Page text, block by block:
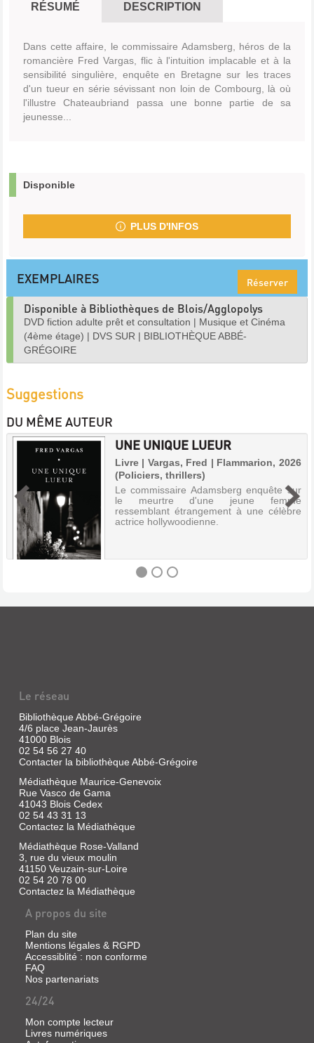
RÉSUMÉ DESCRIPTION
Dans cette affaire, le commissaire Adamsberg, héros de la
romancière Fred Vargas, flic à l'intuition implacable et à la
sensibilité singulière, enquête en Bretagne sur les traces
d'un tueur en série sévissant non loin de Combourg, là où
l'illustre Chateaubriand passa une bonne partie de sa
jeunesse...
Disponible
PLUS D'INFOS
EXEMPLAIRES Réserver
Disponible à Bibliothèques de Blois/Agglopolys
DVD fiction adulte prêt et consultation | Musique et Cinéma
(4ème étage) | DVS SUR | BIBLIOTHÈQUE ABBÉ-
GRÉGOIRE
Suggestions
DU MÊME AUTEUR
UNE UNIQUE LUEUR
Livre | Vargas, Fred | Flammarion, 2026
(Policiers, thrillers)
Le commissaire Adamsberg enquête sur
le meurtre d'une jeune femme
ressemblant étrangement à une célèbre
actrice hollywoodienne.
Vargas,
Flammarion,
2026
(Policiers,
Le
commissaire
Adamsberg
enquête
sur
meurtre
d'une
jeune
femme
ressemblant
célèbre
actrice
hollywoodienne.
LOL
2.0
Le réseau
Bibliothèque Abbé-Grégoire
4/6 place Jean-Jaurès
41000 Blois
02 54 56 27 40
Contacter la bibliothèque Abbé-Grégoire
Médiathèque Maurice-Genevoix
Rue Vasco de Gama
41043 Blois Cedex
02 54 43 31 13
Contactez la Médiathèque
Médiathèque Rose-Valland
3, rue du vieux moulin
41150 Veuzain-sur-Loire
02 54 20 78 00
Contactez la Médiathèque
A propos du site
Plan du site
Mentions légales & RGPD
Accessiblité : non conforme
FAQ
Nos partenariats
24/24
Mon compte lecteur
Livres numériques